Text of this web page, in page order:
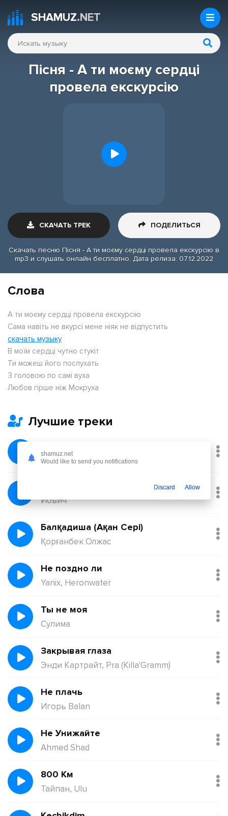
SHAMUZ.NET
Пісня - А ти моєму сердці
провела екскурсію
СКАЧАТЬ ТРЕК ПОДЕЛИТЬСЯ
Скачать песню Пісня - А ти моєму сердці провела екскурсію в
mp3 и слушать онлайн бесплатно. Дата релиза: 07.12.2022
Слова
А ти моєму сердці провела екскурсію
Сама навіть не вкурсі мене ніяк не відпустить
скачать музыку
В моїм сердці чутно стукіт
Ти можеш його послухать
З головою по самі вуха
Любов гірше ніж Мокруха
Лучшие треки
Никита Киоссе, Фейгин
Йович
Балқадиша (Ақан Сері)
Қорғанбек Олжас
Не поздно ли
Yanix, Heronwater
Ты не моя
Сулима
Закрывая глаза
Энди Картрайт, Pra (Killa'Gramm)
Не плачь
Игорь Balan
Не Унижайте
Ahmed Shad
800 Км
Тайпан, Ulu
shamuz.net
Would like to send you notifications
Discard Allow